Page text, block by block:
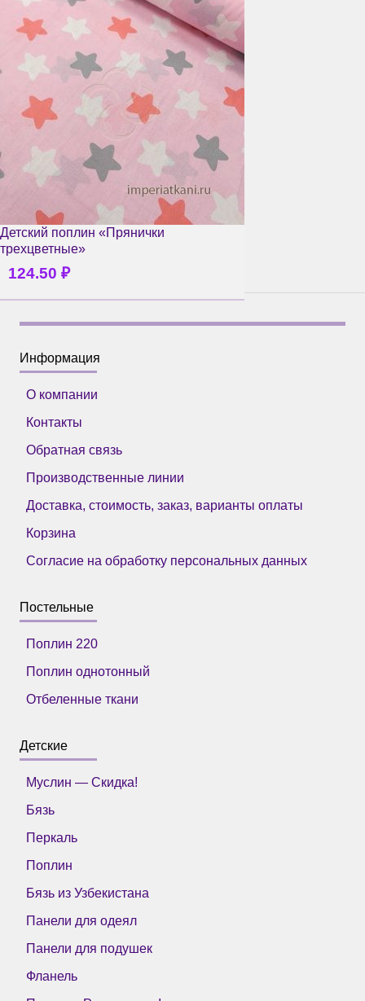
Детский поплин «Прянички
трехцветные»
124.50 ₽
Информация
О компании
Контакты
Обратная связь
Производственные линии
Доставка, стоимость, заказ, варианты оплаты
Корзина
Согласие на обработку персональных данных
Постельные
Поплин 220
Поплин однотонный
Отбеленные ткани
Детские
Муслин — Скидка!
Бязь
Перкаль
Поплин
Бязь из Узбекистана
Панели для одеял
Панели для подушек
Фланель